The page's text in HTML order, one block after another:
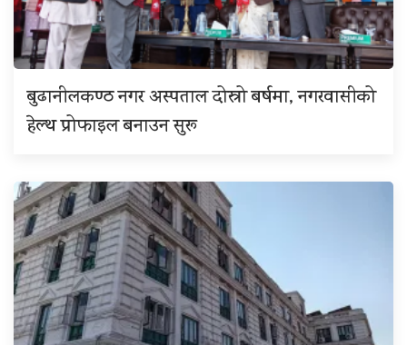
बुढानीलकण्ठ नगर अस्पताल दोस्रो बर्षमा, नगरवासीको
हेल्थ प्रोफाइल बनाउन सुरू